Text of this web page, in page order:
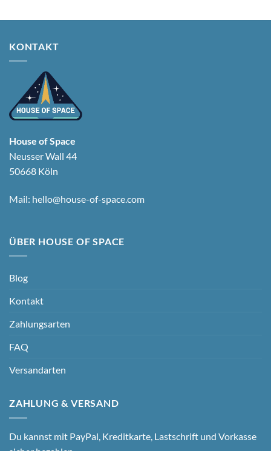
KONTAKT
House of Space
Neusser Wall 44
50668 Köln
Mail: hello@house-of-space.com
ÜBER HOUSE OF SPACE
Blog
Kontakt
Zahlungsarten
FAQ
Versandarten
ZAHLUNG & VERSAND
Du kannst mit PayPal, Kreditkarte, Lastschrift und Vorkasse